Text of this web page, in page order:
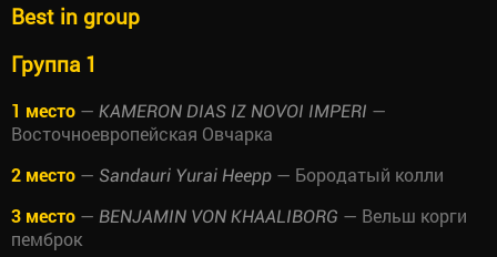
Best in group
Группа 1
1 место — KAMERON DIAS IZ NOVOI IMPERI —
Восточноевропейская Овчарка
2 место — Sandauri Yurai Heepp — Бородатый колли
3 место — BENJAMIN VON KHAALIBORG — Вельш корги
пемброк